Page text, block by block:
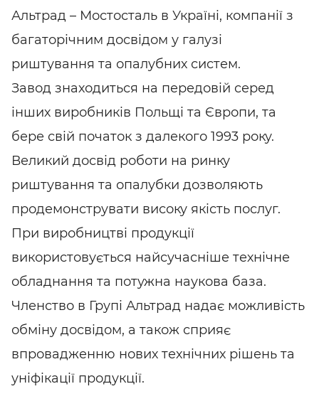
Альтрад – Мостосталь в Україні, компанії з
багаторічним досвідом у галузі
риштування та опалубних систем.
Завод знаходиться на передовій серед
інших виробників Польщі та Європи, та
бере свій початок з далекого 1993 року.
Великий досвід роботи на ринку
риштування та опалубки дозволяють
продемонструвати високу якість послуг.
При виробництві продукції
використовується найсучасніше технічне
обладнання та потужна наукова база.
Членство в Групі Альтрад надає можливість
обміну досвідом, а також сприяє
впровадженню нових технічних рішень та
уніфікації продукції.